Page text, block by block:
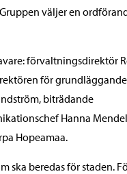
väljer en
förvaltningsdirektör
för grundläggande
biträdande
Hanna
Hopeamaa.
ska beredas för staden.